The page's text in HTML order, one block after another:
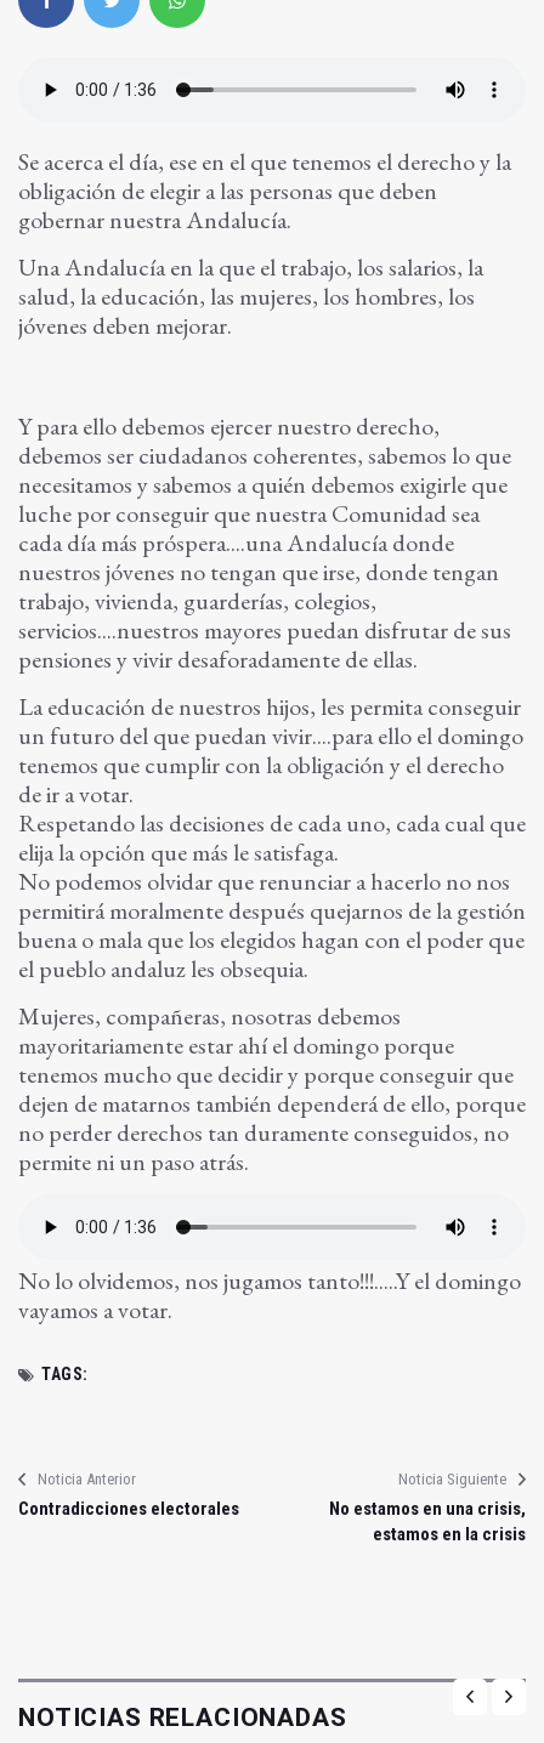
Se acerca el día, ese en el que tenemos el derecho y la
obligación de elegir a las personas que deben
gobernar nuestra Andalucía.
Una Andalucía en la que el trabajo, los salarios, la
salud, la educación, las mujeres, los hombres, los
jóvenes deben mejorar.
Y para ello debemos ejercer nuestro derecho,
debemos ser ciudadanos coherentes, sabemos lo que
necesitamos y sabemos a quién debemos exigirle que
luche por conseguir que nuestra Comunidad sea
cada día más próspera....una Andalucía donde
nuestros jóvenes no tengan que irse, donde tengan
trabajo, vivienda, guarderías, colegios,
servicios....nuestros mayores puedan disfrutar de sus
pensiones y vivir desaforadamente de ellas.
La educación de nuestros hijos, les permita conseguir
un futuro del que puedan vivir....para ello el domingo
tenemos que cumplir con la obligación y el derecho
de ir a votar.
Respetando las decisiones de cada uno, cada cual que
elija la opción que más le satisfaga.
No podemos olvidar que renunciar a hacerlo no nos
permitirá moralmente después quejarnos de la gestión
buena o mala que los elegidos hagan con el poder que
el pueblo andaluz les obsequia.
Mujeres, compañeras, nosotras debemos
mayoritariamente estar ahí el domingo porque
tenemos mucho que decidir y porque conseguir que
dejen de matarnos también dependerá de ello, porque
no perder derechos tan duramente conseguidos, no
permite ni un paso atrás.
No lo olvidemos, nos jugamos tanto!!!.....Y el domingo
vayamos a votar.
TAGS:
Noticia Anterior
Contradicciones electorales
Noticia Siguiente
No estamos en una crisis,
estamos en la crisis
NOTICIAS RELACIONADAS